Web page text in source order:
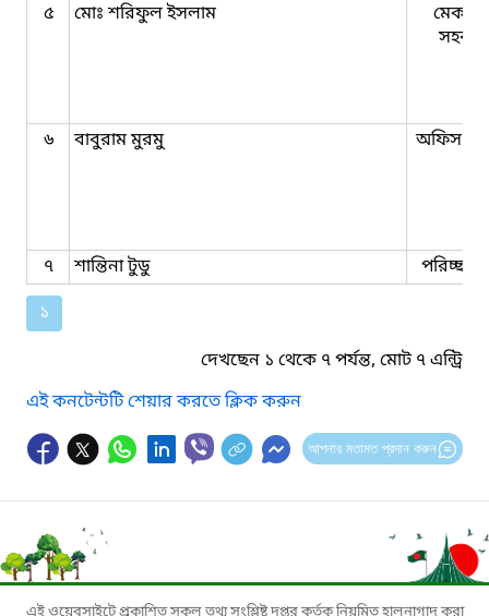
৫ মোঃ শরিফুল ইসলাম
৬ বাবুরাম মুরমু অফিস
৭ শান্তিনা টুডু
পরিচ্ছন্ন
১
দেখছেন ১ থেকে ৭ পর্যন্ত, মোট ৭ এন্ট্রি
এই কনটেন্টটি শেয়ার করতে ক্লিক করুন
আপনার মতামত প্রদান করুন
এই ওয়েবসাইটে প্রকাশিত সকল তথ্য সংশ্লিষ্ট দপ্তর কর্তৃক নিয়মিত হালনাগাদ করা